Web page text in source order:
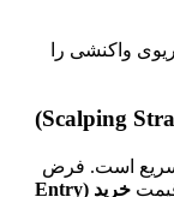
واکنشی را
سریع است. فرض
خرید (Entry